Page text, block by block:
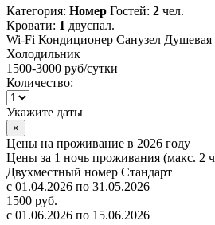
Категория: Номер Гостей: 2 чел.
Кровати: 1 двуспал.
Wi-Fi Кондиционер Санузел Душевая
Холодильник
1500-3000 руб/сутки
Количество:
Укажите даты
×
Цены на проживание в 2026 году
Цены за 1 ночь проживания (макс. 2
Двухместный номер Стандарт
с 01.04.2026 по 31.05.2026
1500 руб.
с 01.06.2026 по 15.06.2026